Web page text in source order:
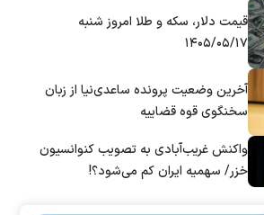
قیمت دلار، سکه و طلا امروز شنبه
۱۴۰۵/۰۵/۱۷
آخرین وضعیت پرونده ساعدی‌نیا از زبان
سخنگوی قوه قضاییه
واکنش غریب‌آبادی به تصویب کنوانسیون
خزر/ سهمیه ایران کم می‌شود؟!